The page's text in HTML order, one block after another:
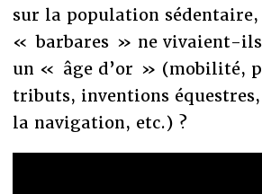
sur la population sédentaire,
« barbares » ne vivaient-
un « âge d’or » (mobilité,
tributs, inventions
la navigation, etc.) ?